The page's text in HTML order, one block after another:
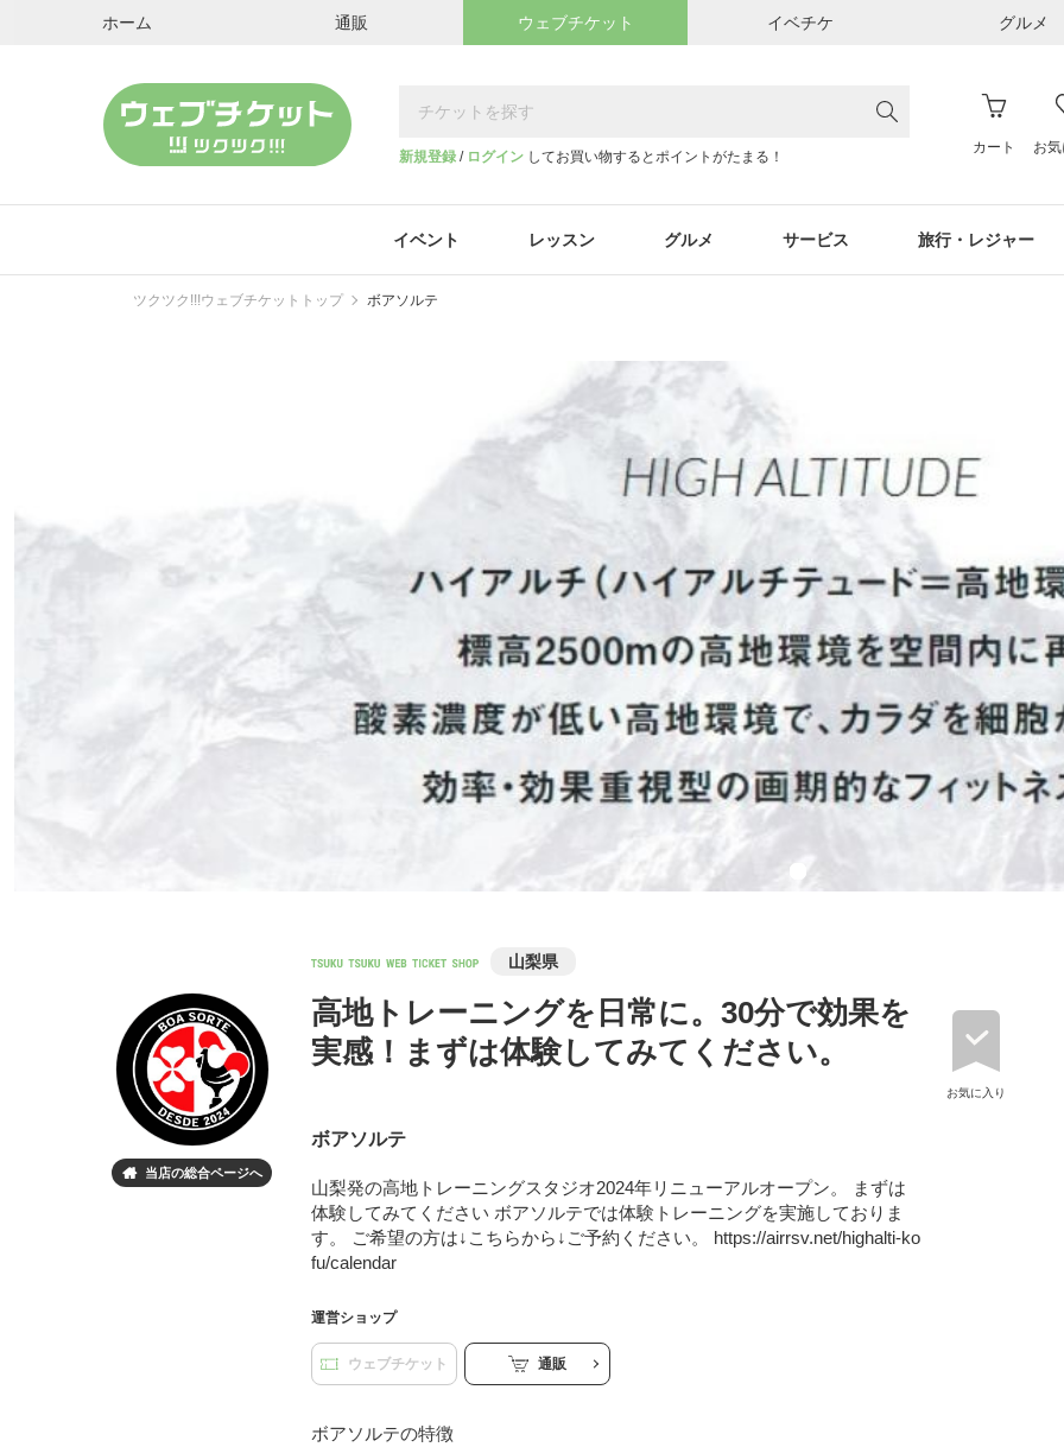
ホーム 通販 ウェブチケット イベチケ グルメ
新規登録 / ログイン してお買い物するとポイントがたまる！
カート お気
イベント レッスン グルメ サービス 旅行・レジャー
ツクツク!!!ウェブチケットトップ ボアソルテ
山梨県
お気に入り
 当店の総合ページへ
高地トレーニングを日常に。30分で効果を
実感！まずは体験してみてください。
ボアソルテ
山梨発の高地トレーニングスタジオ2024年リニューアルオープン。 まずは
体験してみてください ボアソルテでは体験トレーニングを実施しておりま
す。 ご希望の方は↓こちらから↓ご予約ください。 https://airrsv.net/highalti-ko
fu/calendar
運営ショップ
ウェブチケット 通販
ボアソルテの特徴